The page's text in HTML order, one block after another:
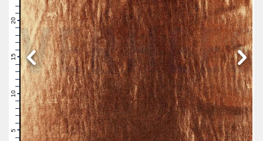
4
5
6
10
11
12
14
15
16
19
20
21
22